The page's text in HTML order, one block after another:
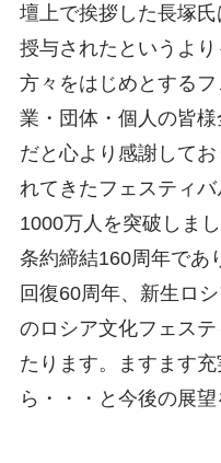
壇上で挨拶した長塚
授与されたというよ
方々をはじめとする
業・団体・個人の皆
だと心より感謝して
れてきたフェスティ
1000万人を突破しま
条約締結160周年であ
回復60周年、新生ロ
のロシア文化フェス
たります。ますます
ら・・・と今後の展望